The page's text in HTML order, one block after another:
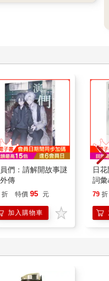
們：請解開故事謎
傳
折 特價 95 元
加入購物車
日
詞
79 折